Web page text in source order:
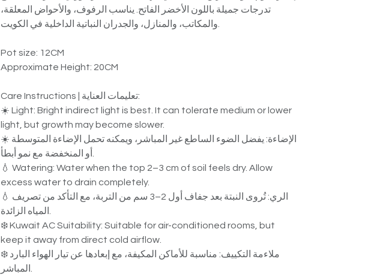
تدرجات جميلة باللون الأخضر الفاتح. يناسب الرفوف، والأحواض المعلقة،
والمكاتب، والمنازل، والجدران النباتية الداخلية في الكويت.
Pot size: 12CM
Approximate Height: 20CM
Care Instructions | تعليمات العناية:
☀️ Light: Bright indirect light is best. It can tolerate medium or lower
light, but growth may become slower.
☀️ الإضاءة: يفضل الضوء الساطع غير المباشر، ويمكنه تحمل الإضاءة المتوسطة
أو المنخفضة مع نمو أبطأ.
💧 Watering: Water when the top 2–3 cm of soil feels dry. Allow
excess water to drain completely.
💧 الري: تُروى النبتة بعد جفاف أول 2–3 سم من التربة، مع التأكد من تصريف
المياه الزائدة.
❄️ Kuwait AC Suitability: Suitable for air-conditioned rooms, but
keep it away from direct cold airflow.
❄️ ملاءمة التكييف: مناسبة للأماكن المكيفة، مع إبعادها عن تيار الهواء البارد
المباشر.